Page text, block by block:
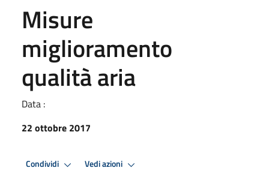
Misure
miglioramento
qualità aria
Data :
22 ottobre 2017
Condividi Vedi azioni